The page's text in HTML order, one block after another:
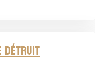
détruit